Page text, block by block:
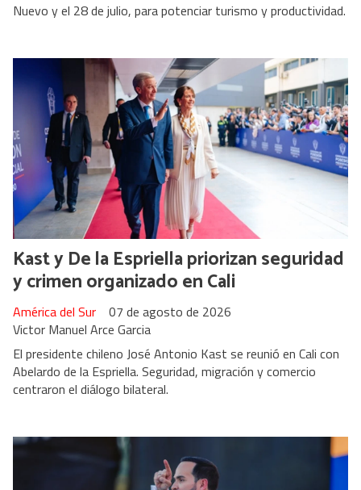
Nuevo y el 28 de julio, para potenciar turismo y productividad.
Kast y De la Espriella priorizan seguridad
y crimen organizado en Cali
Victor Manuel Arce Garcia
América del Sur 07 de agosto de 2026
El presidente chileno José Antonio Kast se reunió en Cali con
Abelardo de la Espriella. Seguridad, migración y comercio
centraron el diálogo bilateral.